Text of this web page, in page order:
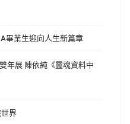
畢業生迎向人生新篇章
年展 陳依純《靈魂資料中
界